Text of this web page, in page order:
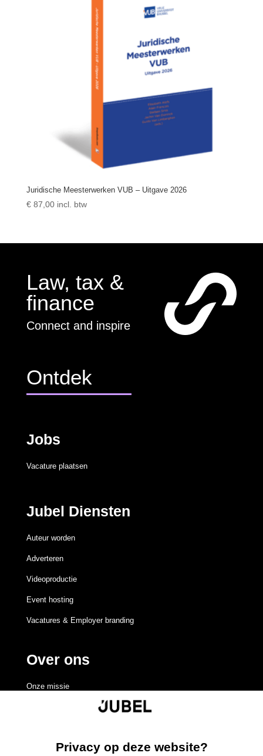
Juridische Meesterwerken VUB – Uitgave 2026
€87,00 incl. btw
Law, tax &
finance
Connect and inspire
Ontdek
Jobs
Vacature plaatsen
Jubel Diensten
Auteur worden
Adverteren
Videoproductie
Event hosting
Vacatures & Employer branding
Over ons
Onze missie
Volgen Volgen